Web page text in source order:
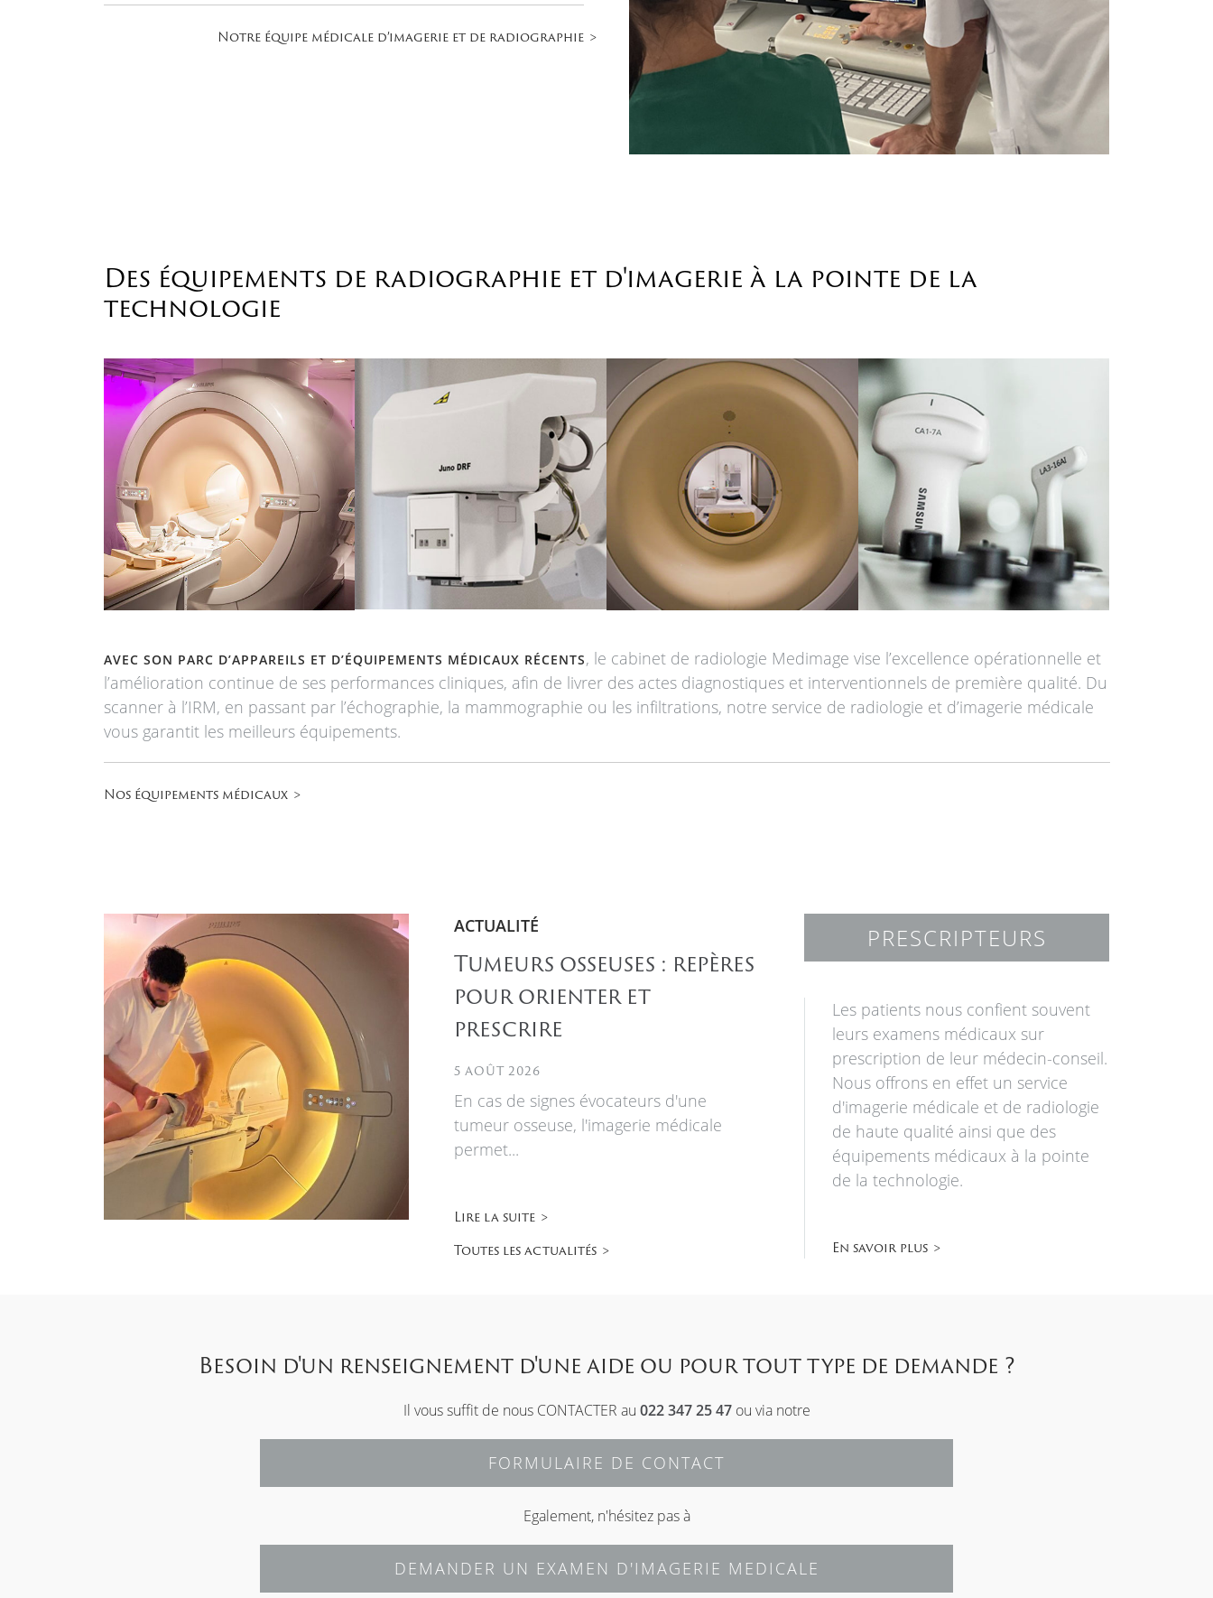
Notre équipe médicale d’imagerie et de radiographie
Des équipements de radiographie et d'imagerie à la pointe de la
technologie
AVEC SON PARC D’APPAREILS ET D’ÉQUIPEMENTS MÉDICAUX RÉCENTS, le cabinet de radiologie Medimage vise l’excellence opérationnelle et
l’amélioration continue de ses performances cliniques, afin de livrer des actes diagnostiques et interventionnels de première qualité. Du
scanner à l’IRM, en passant par l’échographie, la mammographie ou les infiltrations, notre service de radiologie et d’imagerie médicale
vous garantit les meilleurs équipements.
Nos équipements médicaux
ACTUALITÉ
Tumeurs osseuses : repères
pour orienter et
prescrire
5 AOÛT 2026
En cas de signes évocateurs d'une
tumeur osseuse, l'imagerie médicale
permet...
Lire la suite
Toutes les actualités
PRESCRIPTEURS
Les patients nous confient souvent
leurs examens médicaux sur
prescription de leur médecin-conseil.
Nous offrons en effet un service
d'imagerie médicale et de radiologie
de haute qualité ainsi que des
équipements médicaux à la pointe
de la technologie.
En savoir plus
Besoin d'un renseignement d'une aide ou pour tout type de demande ?
Il vous suffit de nous CONTACTER au 022 347 25 47ou via notre
FORMULAIRE DE CONTACT
Egalement, n'hésitez pas à
DEMANDER UN EXAMEN D'IMAGERIE MEDICALE